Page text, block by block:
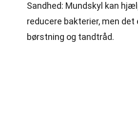
Sandhed: Mundskyl kan
reducere bakterier, men
børstning og tandtråd.